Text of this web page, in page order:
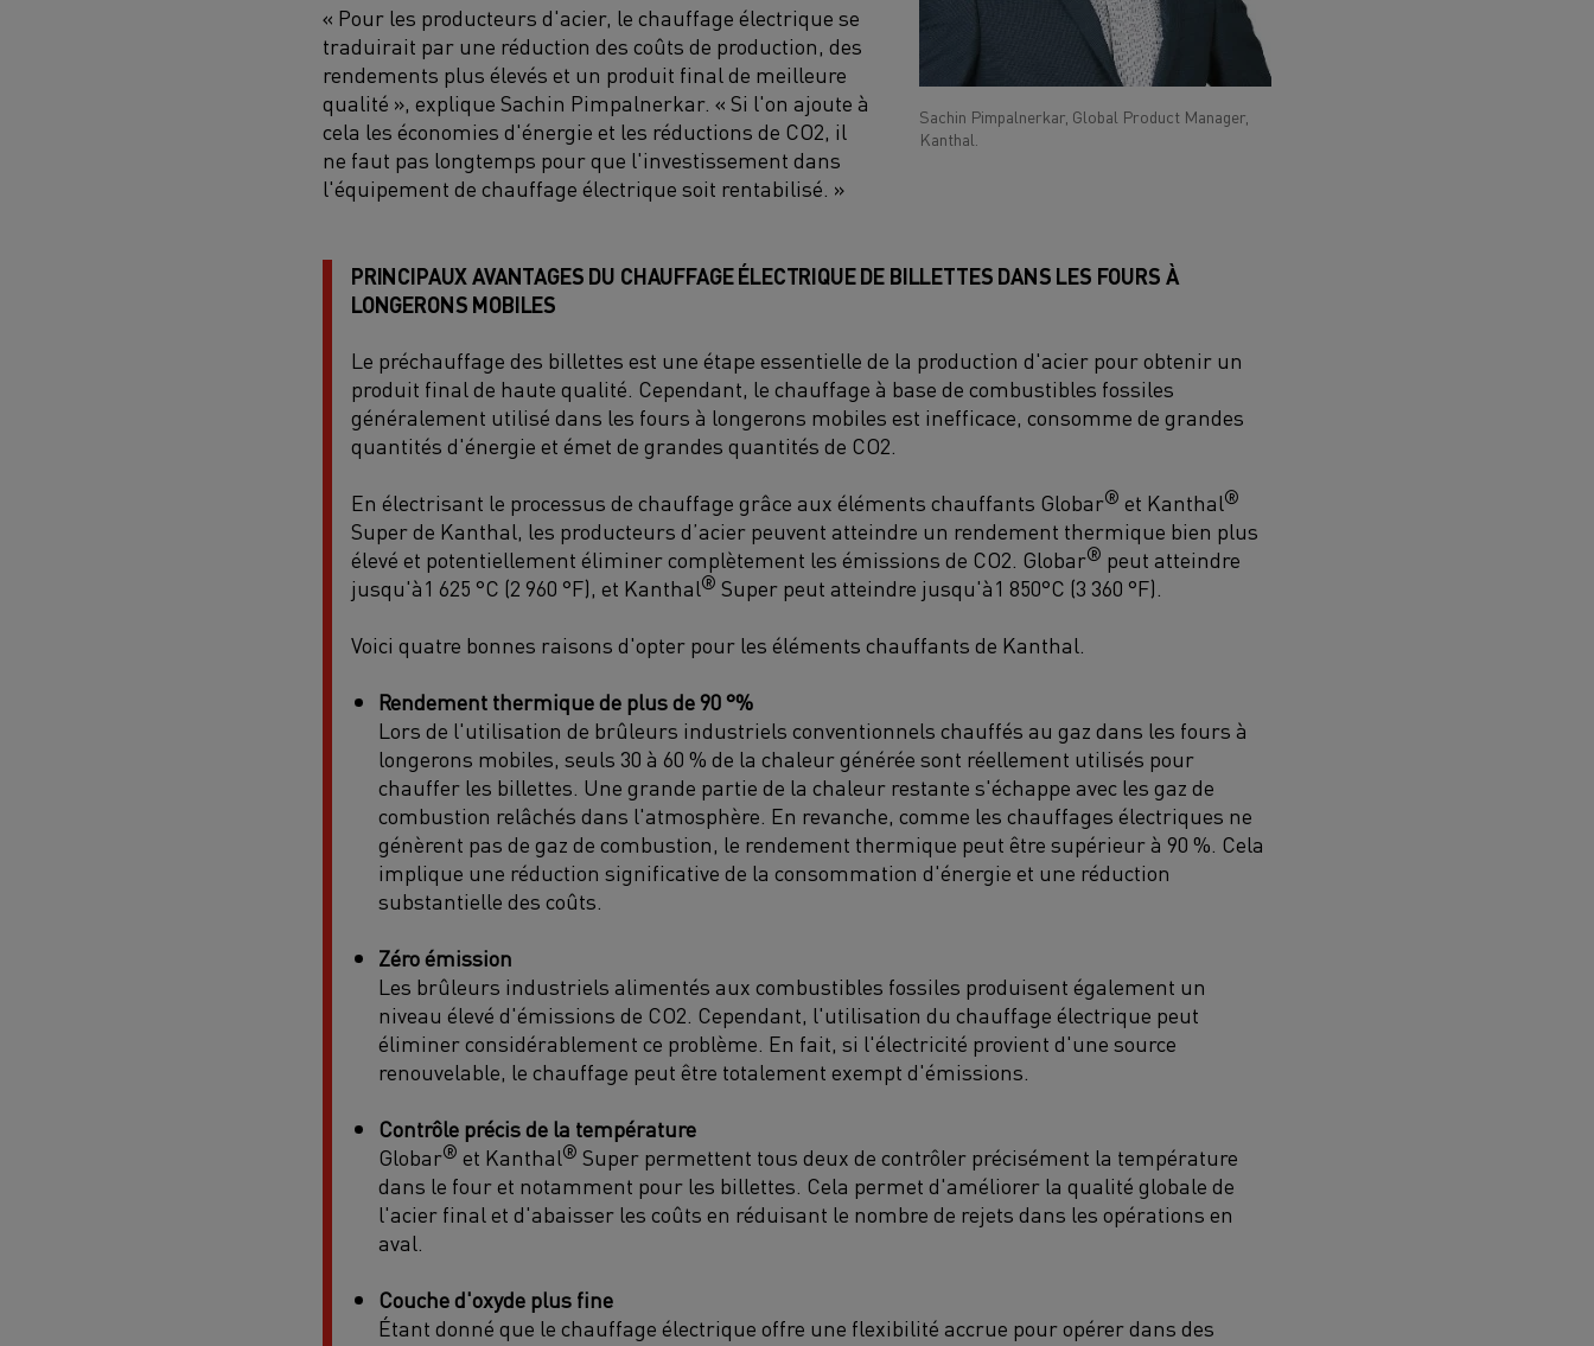
Sachin Pimpalnerkar, Global Product Manager,
Kanthal.
« Pour les producteurs d'acier, le chauffage électrique se
traduirait par une réduction des coûts de production, des
rendements plus élevés et un produit final de meilleure
qualité », explique Sachin Pimpalnerkar. « Si l'on ajoute à
cela les économies d'énergie et les réductions de CO2, il
ne faut pas longtemps pour que l'investissement dans
l'équipement de chauffage électrique soit rentabilisé. »
PRINCIPAUX AVANTAGES DU CHAUFFAGEÉLECTRIQUEDEBILLETTESDANS LES FOURS À
LONGERONS MOBILES
Le préchauffage des billettes est une étape essentielle de la production d'acier pour obtenir un
produit final de haute qualité. Cependant, le chauffage à base de combustibles fossiles
généralement utilisé dans les fours à longerons mobiles est inefficace, consomme de grandes
quantités d'énergie et émet de grandes quantités de CO2.
En électrisant le processus de chauffage grâce aux éléments chauffants Globar® et Kanthal®
Superde Kanthal, les producteurs d’acier peuvent atteindre un rendement thermique bien plus
élevé et potentiellement éliminer complètement les émissions de CO2 Globar® peut atteindre
jusqu'à1 625 °C (2 960 °F), et Kanthal® Super peut atteindre jusqu'à1 850°C (3 360 °F)
Voici quatre bonnes raisons d'opter pour les éléments chauffants de Kanthal
Rendement thermique de plus de90°%
Lors de l'utilisation de brûleurs industriels conventionnels chauffés au gaz dans les fours à
longerons mobiles, seuls 30 à 60 % de la chaleur générée sont réellement utilisés pour
chauffer les billettes. Une grande partie de la chaleur restante s'échappe avec les gaz de
combustion relâchés dans l'atmosphère. En revanche, comme les chauffages électriques ne
génèrent pas de gaz de combustion, le rendement thermique peut être supérieur à 90 % . Cela
implique une réduction significative de la consommation d'énergie et une réduction
substantielle des coûts.
Zéro émission
Les brûleurs industriels alimentés aux combustibles fossiles produisent également un
niveau élevé d'émissions de CO2 . Cependant, l'utilisation du chauffage électrique peut
éliminer considérablement ce problème . En fait, si l'électricité provient d'une source
renouvelable, le chauffage peut être totalement exempt d'émissions.
Contrôle précis de la température
Globar® et Kanthal® Super permettent tous deux de contrôler précisément la température
dans le fouret notamment pour les billettes. Cela permet d'améliorer la qualité globale de
l'acier final et d'abaisser les coûts en réduisant le nombre de rejets dans les opérations en
aval.
Couche d'oxyde plus fine
Étant donné que le chauffage électrique offre une flexibilité accrue pour opérer dans des